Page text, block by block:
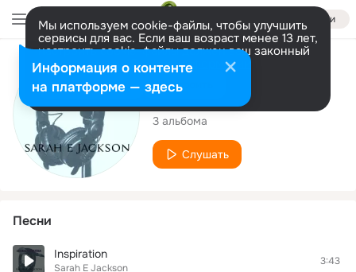
Войти
Мы используем cookie-файлы, чтобы улучшить
сервисы для вас. Если ваш возраст менее 13 лет,
настроить cookie-файлы должен ваш законный
представитель. Больше информации
Разрешить все Настроить
Исполнитель
Sarah E Jackson
3 альбома
Слушать
Песни
Inspiration
Sarah E Jackson
3:43
Информация о контенте
на платформе — здесь